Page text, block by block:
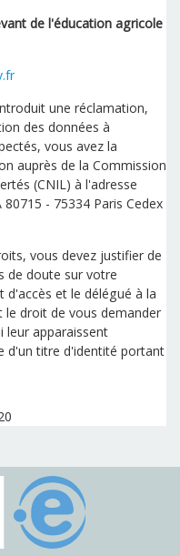
de l'éducation agricole
une réclamation,
des données à
vous avez la
auprès de la Commission
(CNIL) à l'adresse
- 75334 Paris Cedex
vous devez justifier de
de doute sur votre
d'accès et le délégué à la
droit de vous demander
leur apparaissent
d'un titre d'identité portant